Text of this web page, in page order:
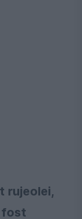
rujeolei,
fost